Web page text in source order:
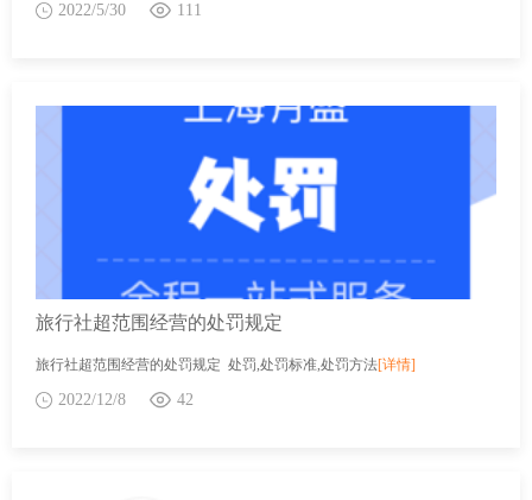
2022/5/30 111
旅行社超范围经营的处罚规定
旅行社超范围经营的处罚规定 处罚,处罚标准,处罚方法[详情]
2022/12/8 42